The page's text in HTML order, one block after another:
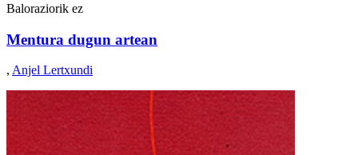
Baloraziorik ez
Mentura dugun artean
, Anjel Lertxundi